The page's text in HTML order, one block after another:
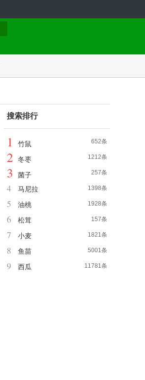
搜索排行
652条
1 竹鼠
1212条
2 冬枣
257条
3 菌子
1398条
4 马尼拉
1928条
5 油桃
157条
6 松茸
1821条
7 小麦
5001条
8 鱼苗
11781条
9 西瓜